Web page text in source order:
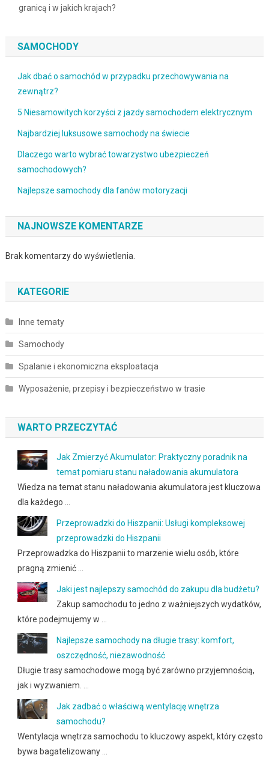
granicą i w jakich krajach?
SAMOCHODY
Jak dbać o samochód w przypadku przechowywania na
zewnątrz?
5 Niesamowitych korzyści z jazdy samochodem elektrycznym
Najbardziej luksusowe samochody na świecie
Dlaczego warto wybrać towarzystwo ubezpieczeń
samochodowych?
Najlepsze samochody dla fanów motoryzacji
NAJNOWSZE KOMENTARZE
Brak komentarzy do wyświetlenia.
KATEGORIE
Inne tematy
Samochody
Spalanie i ekonomiczna eksploatacja
Wyposażenie, przepisy i bezpieczeństwo w trasie
WARTO PRZECZYTAĆ
Jak Zmierzyć Akumulator: Praktyczny poradnik na
temat pomiaru stanu naładowania akumulatora
Wiedza na temat stanu naładowania akumulatora jest kluczowa
dla każdego …
Przeprowadzki do Hiszpanii: Usługi kompleksowej
przeprowadzki do Hiszpanii
Przeprowadzka do Hiszpanii to marzenie wielu osób, które
pragną zmienić …
Jaki jest najlepszy samochód do zakupu dla budżetu?
Zakup samochodu to jedno z ważniejszych wydatków,
które podejmujemy w …
Najlepsze samochody na długie trasy: komfort,
oszczędność, niezawodność
Długie trasy samochodowe mogą być zarówno przyjemnością,
jak i wyzwaniem. …
Jak zadbać o właściwą wentylację wnętrza
samochodu?
Wentylacja wnętrza samochodu to kluczowy aspekt, który często
bywa bagatelizowany …